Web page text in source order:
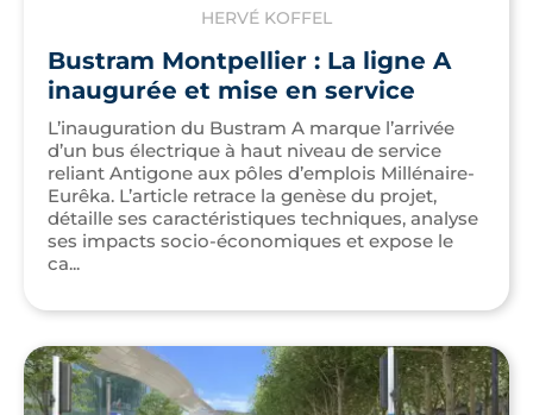
HERVÉ KOFFEL
Bustram Montpellier : La ligne A
inaugurée et mise en service
L’inauguration du Bustram A marque l’arrivée
d’un bus électrique à haut niveau de service
reliant Antigone aux pôles d’emplois Millénaire-
Eurêka. L’article retrace la genèse du projet,
détaille ses caractéristiques techniques, analyse
ses impacts socio-économiques et expose le
ca...